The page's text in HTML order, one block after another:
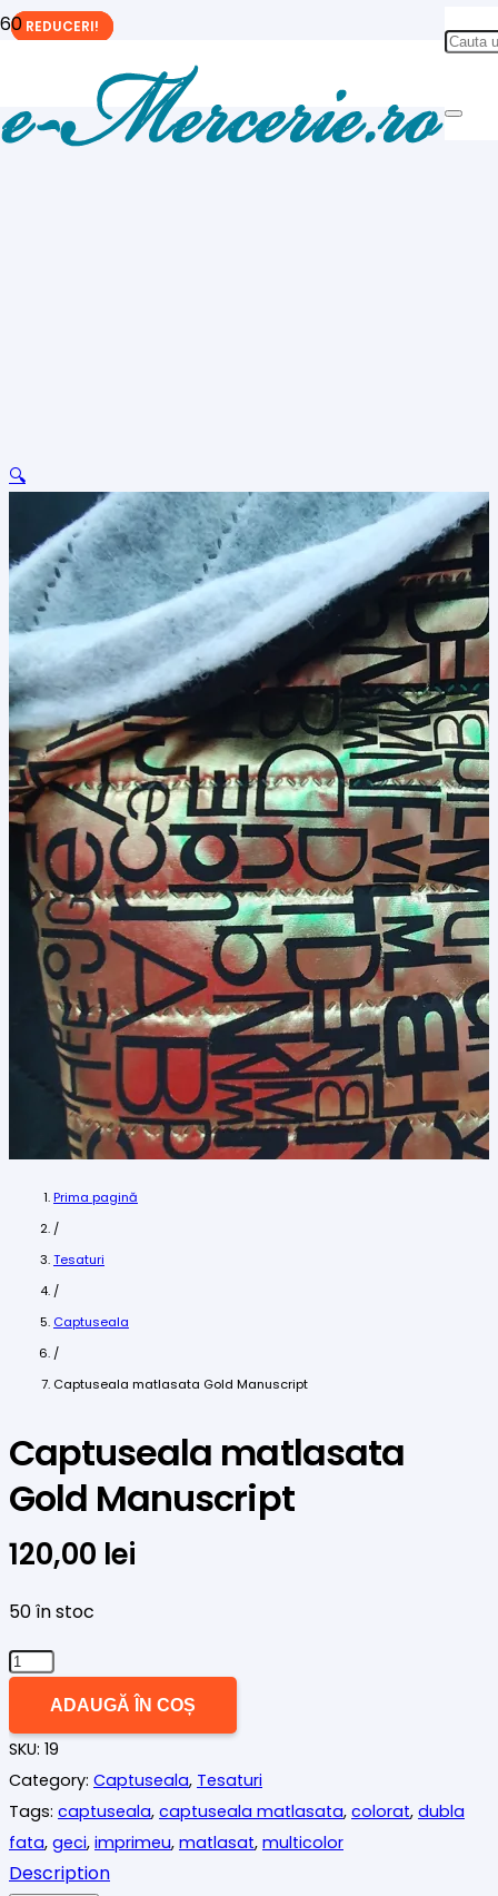
🔍
Prima pagină
/
Tesaturi
/
Captuseala
/
Captuseala matlasata Gold Manuscript
Captuseala matlasata
Gold Manuscript
120,00 lei
50 în stoc
Cantitate
Gold
Manuscript
ADAUGĂ ÎN COȘ
SKU: 19
Category: Captuseala, Tesaturi
Tags: captuseala, captuseala matlasata, colorat, dubla
fata, geci, imprimeu, matlasat, multicolor
Description
REDUCERI!
REDUCERI!
REDUCERI!